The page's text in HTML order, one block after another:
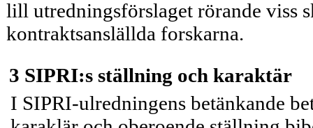
lill utredningsförslaget rörande viss
kontraktsanslällda forskarna.
3 SIPRI:s ställning och karaktär
I SIPRI-ulredningens betänkande